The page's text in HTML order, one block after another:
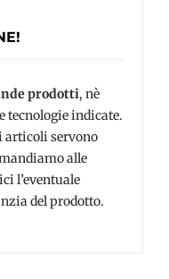
prodotti, nè
tecnologie indicate.
servono
alle
l’eventuale
del prodotto.